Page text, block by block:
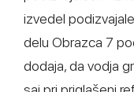
izvedel
delu Obrazca 7
dodaja, da vodja